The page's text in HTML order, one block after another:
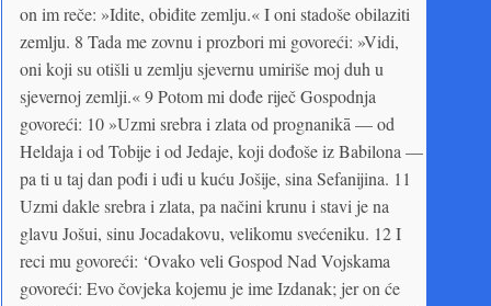
on im reče: »Idite, obiđite zemlju.« I oni stadoše obilaziti
zemlju. 8 Tada me zovnu i prozbori mi govoreći: »Vidi,
oni koji su otišli u zemlju sjevernu umiriše moj duh u
sjevernoj zemlji.« 9 Potom mi dođe riječ Gospodnja
govoreći: 10 »Uzmi srebra i zlata od prognanikā — od
Heldaja i od Tobije i od Jedaje, koji dođoše iz Babilona —
pa ti u taj dan pođi i uđi u kuću Jošije, sina Sefanijina. 11
Uzmi dakle srebra i zlata, pa načini krunu i stavi je na
glavu Jošui, sinu Jocadakovu, velikomu svećeniku. 12 I
reci mu govoreći: ‘Ovako veli Gospod Nad Vojskama
govoreći: Evo čovjeka kojemu je ime Izdanak; jer on će